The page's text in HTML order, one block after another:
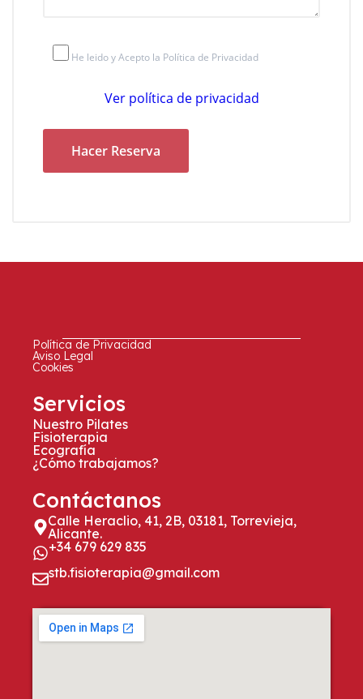
He leido y Acepto la Política de Privacidad
Ver política de privacidad
Política de Privacidad
Aviso Legal
Cookies
Servicios
Nuestro Pilates
Fisioterapia
Ecografía
¿Cómo trabajamos?
Contáctanos
Calle Heraclio, 41, 2B, 03181, Torrevieja,
Alicante.
+34 679 629 835
stb.fisioterapia@gmail.com